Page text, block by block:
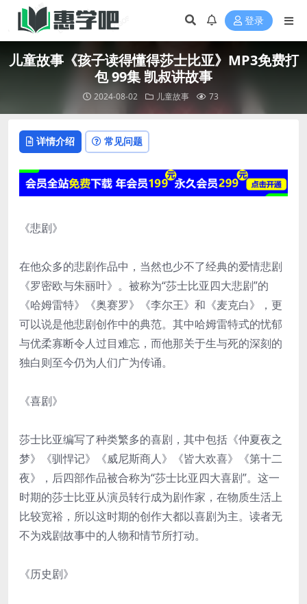
登录
儿童故事《孩子读得懂得莎士比亚》MP3免费打
包 99集 凯叔讲故事
2024-08-02 儿童故事 73
详情介绍 常见问题
《悲剧》
在他众多的悲剧作品中，当然也少不了经典的爱情悲剧
《罗密欧与朱丽叶》。被称为“莎士比亚四大悲剧”的
《哈姆雷特》《奥赛罗》《李尔王》和《麦克白》，更
可以说是他悲剧创作中的典范。其中哈姆雷特式的忧郁
与优柔寡断令人过目难忘，而他那关于生与死的深刻的
独白则至今仍为人们广为传诵。
《喜剧》
莎士比亚编写了种类繁多的喜剧，其中包括《仲夏夜之
梦》《驯悍记》《威尼斯商人》《皆大欢喜》《第十二
夜》，后四部作品被合称为“莎士比亚四大喜剧”。这一
时期的莎士比亚从演员转行成为剧作家，在物质生活上
比较宽裕，所以这时期的创作大都以喜剧为主。读者无
不为戏剧故事中的人物和情节所打动。
《历史剧》